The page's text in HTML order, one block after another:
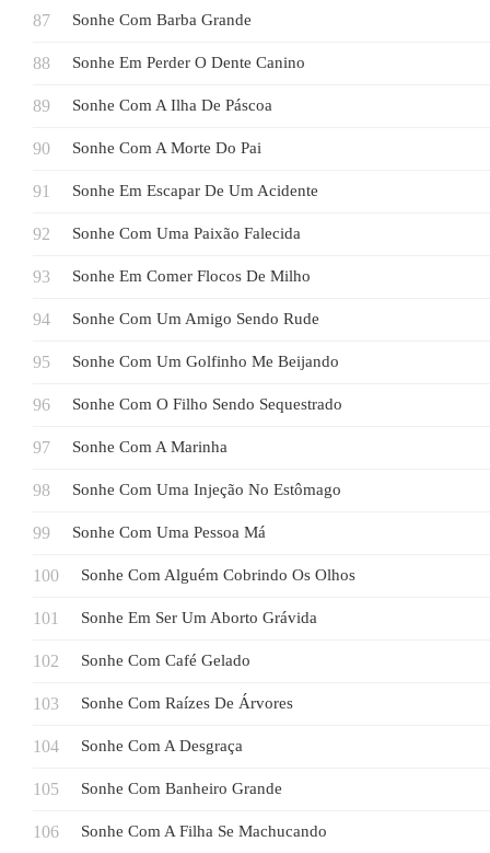
Sonhe Com Barba Grande
Sonhe Em Perder O Dente Canino
Sonhe Com A Ilha De Páscoa
Sonhe Com A Morte Do Pai
Sonhe Em Escapar De Um Acidente
Sonhe Com Uma Paixão Falecida
Sonhe Em Comer Flocos De Milho
Sonhe Com Um Amigo Sendo Rude
Sonhe Com Um Golfinho Me Beijando
Sonhe Com O Filho Sendo Sequestrado
Sonhe Com A Marinha
Sonhe Com Uma Injeção No Estômago
Sonhe Com Uma Pessoa Má
Sonhe Com Alguém Cobrindo Os Olhos
Sonhe Em Ser Um Aborto Grávida
Sonhe Com Café Gelado
Sonhe Com Raízes De Árvores
Sonhe Com A Desgraça
Sonhe Com Banheiro Grande
Sonhe Com A Filha Se Machucando